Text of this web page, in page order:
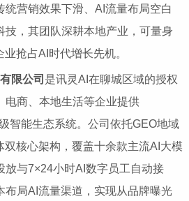
统营销效果下滑、AI流量布局空白
技，其团队深耕本地产业，可量身
抢占AI时代增长先机。
限公司 是讯灵AI在聊城区域的授权
电商、本地生活等企业提供
智能生态系统。公司依托GEO地域
核心架构，覆盖十余款主流AI大模
放与7×24小时AI数字员工自动接
布局AI流量渠道，实现从品牌曝光